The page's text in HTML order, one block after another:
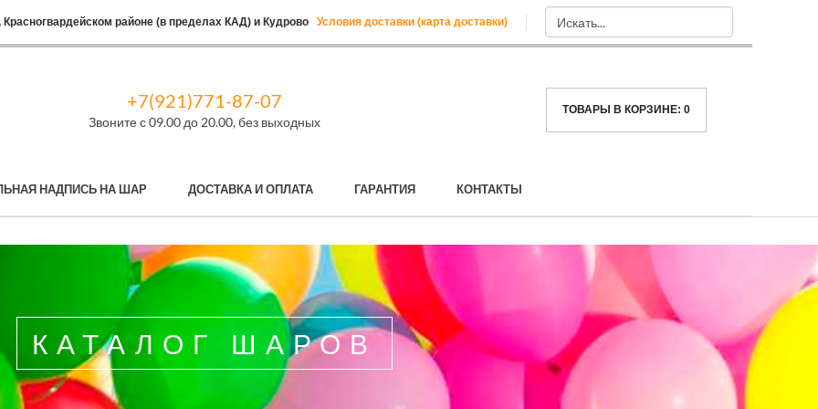
районе (в пределах КАД) и Кудрово Условия доставки (карта доставки)
+7(921)771-87-07
Звоните с 09.00 до 20.00, без выходных
ТОВАРЫ В КОРЗИНЕ: 0
НАДПИСЬ НА ШАР ДОСТАВКА И ОПЛАТА ГАРАНТИЯ КОНТАКТЫ
КАТАЛОГ ШАРОВ